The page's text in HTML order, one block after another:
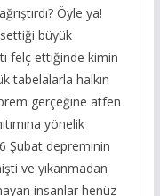
Öyle ya!
büyük
felç ettiğinde kimin
tabelalarla halkın
gerçeğine atfen
yönelik
6 Şubat depreminin
ve yıkanmadan
insanlar henüz